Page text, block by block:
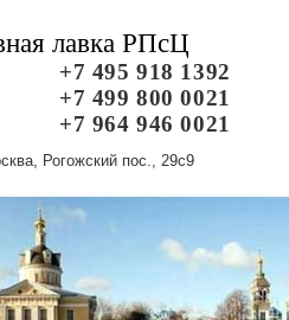
лавка РПсЦ
+7 495 918 1392
+7 499 800 0021
+7 964 946 0021
Рогожский пос., 29с9